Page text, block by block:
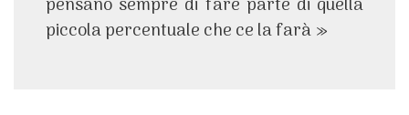
piccola percentuale che ce la farà »